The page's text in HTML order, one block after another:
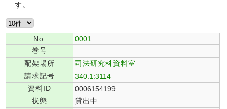
す。
No.
0001
巻号
配架場所
司法研究科資料室
請求記号
340.1:3114
資料ID
0006154199
状態
貸出中